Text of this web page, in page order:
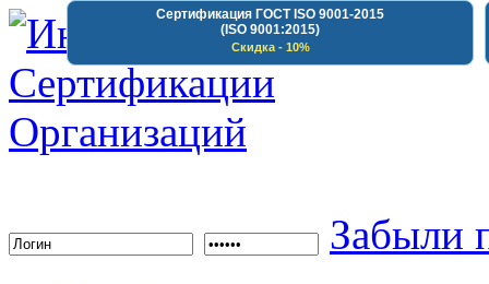
Сертификация ГОСТ ISO 9001-2015
(ISO 9001:2015)
Скидка - 10%
Забыли